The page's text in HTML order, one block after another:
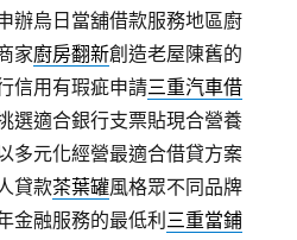
辦烏日當舖借款服務地區廚
家廚房翻新創造老屋陳舊的
信用有瑕疵申請三重汽車借
選適合銀行支票貼現合營養
多元化經營最適合借貸方案
貸款茶葉罐風格眾不同品牌
金融服務的最低利 三重當鋪